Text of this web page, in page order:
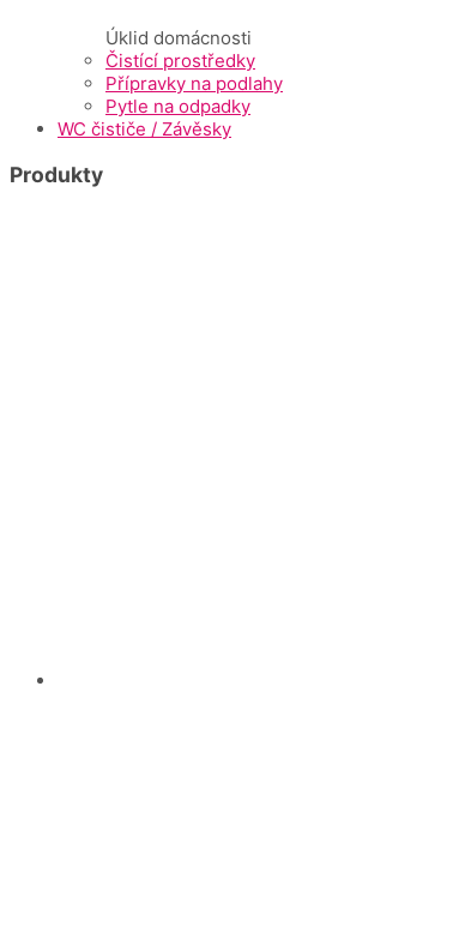
Úklid domácnosti
Čistící prostředky
Přípravky na podlahy
Pytle na odpadky
WC čističe / Závěsky
Produkty